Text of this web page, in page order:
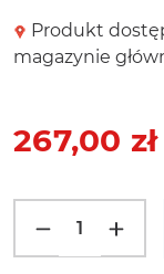
Produkt
magazynie
267,00 zł